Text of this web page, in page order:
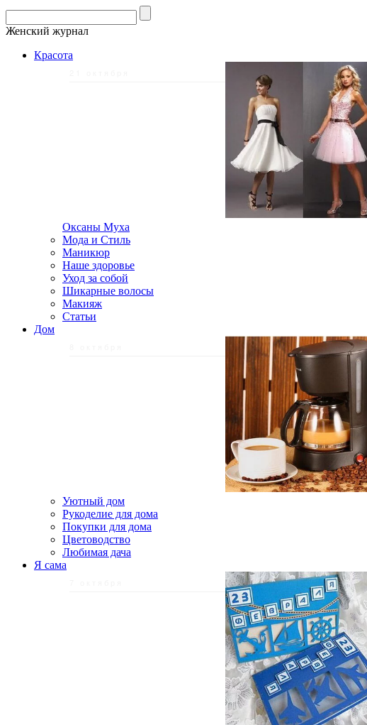
Женский журнал
Красота
Оксаны Муха
Мода и Стиль
Маникюр
Наше здоровье
Уход за собой
Шикарные волосы
Макияж
Статьи
Дом
Уютный дом
Рукоделие для дома
Покупки для дома
Цветоводство
Любимая дача
Я сама